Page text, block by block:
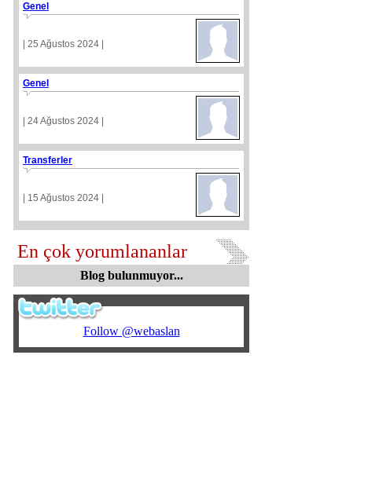
Genel
| 25 Ağustos 2024 |
Genel
| 24 Ağustos 2024 |
Transferler
| 15 Ağustos 2024 |
En çok yorumlananlar
Blog bulunmuyor...
Follow @webaslan